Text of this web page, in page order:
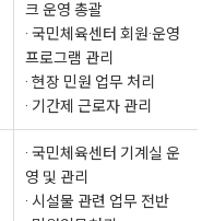
크 운영 총괄
· 국민체육센터 회원·운영
프로그램 관리
· 현장 민원 업무 처리
· 기간제 근로자 관리
· 국민체육센터 기계실 운
영 및 관리
· 시설물 관련 업무 전반